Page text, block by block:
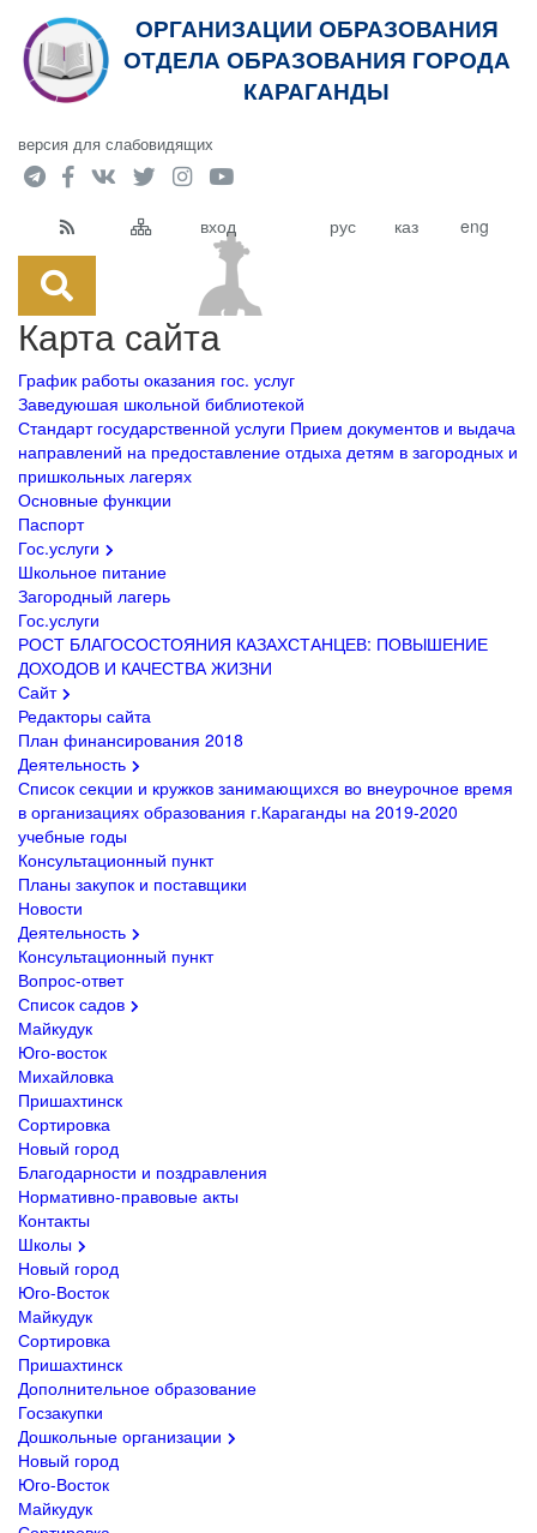
ОРГАНИЗАЦИИ ОБРАЗОВАНИЯ
ОТДЕЛА ОБРАЗОВАНИЯ ГОРОДА
КАРАГАНДЫ
версия для слабовидящих
вход рус каз eng
Карта сайта
График работы оказания гос. услуг
Заведуюшая школьной библиотекой
Стандарт государственной услуги Прием документов и выдача
направлений на предоставление отдыха детям в загородных и
пришкольных лагерях
Основные функции
Паспорт
Гос.услуги
Школьное питание
Загородный лагерь
Гос.услуги
РОСТ БЛАГОСОСТОЯНИЯ КАЗАХСТАНЦЕВ: ПОВЫШЕНИЕ
ДОХОДОВ И КАЧЕСТВА ЖИЗНИ
Сайт
Редакторы сайта
План финансирования 2018
Деятельность
Список секции и кружков занимающихся во внеурочное время
в организациях образования г.Караганды на 2019-2020
учебные годы
Консультационный пункт
Планы закупок и поставщики
Новости
Деятельность
Консультационный пункт
Вопрос-ответ
Список садов
Майкудук
Юго-восток
Михайловка
Пришахтинск
Сортировка
Новый город
Благодарности и поздравления
Нормативно-правовые акты
Контакты
Школы
Новый город
Юго-Восток
Майкудук
Сортировка
Пришахтинск
Дополнительное образование
Госзакупки
Дошкольные организации
Новый город
Юго-Восток
Майкудук